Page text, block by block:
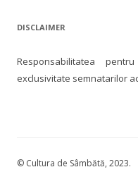
DISCLAIMER
Responsabilitatea
exclusivitate semnatarilor